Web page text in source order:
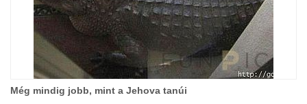
Még mindig jobb, mint a Jehova tanúi